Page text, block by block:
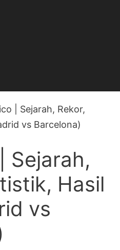
| Sejarah, Rekor,
vs Barcelona)
Sejarah,
Hasil
vs